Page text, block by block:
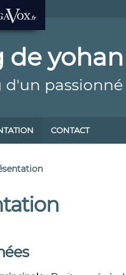
de yohan
d'un passionné
CONTACT